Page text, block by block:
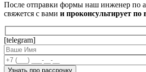
После отправки формы наш инженер по
свяжется с вами и проконсультирует по
[telegram]